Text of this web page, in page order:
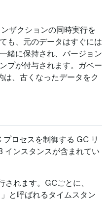
ザクションの同時実行を
も、元のデータはすぐには
緒に保持され、バージョン
プが付与されます。ガベー
、古くなったデータをク
ロセスを制御する GC リ
インスタンスが含まれてい
れます。GCごとに、
と呼ばれるタイムスタン